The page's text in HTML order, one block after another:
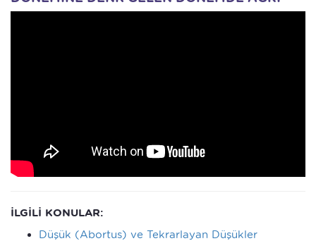
İLGİLİ KONULAR:
Düşük (Abortus) ve Tekrarlayan Düşükler